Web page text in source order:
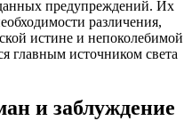
предупреждений. Их
различения,
истине и непоколебимой
главным источником света
и заблуждение